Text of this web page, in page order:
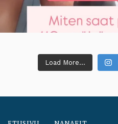
Load More...